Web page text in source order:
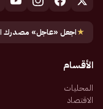
★اجعل «عاجل» مصدرك
الأقسام
المحليات
الاقتصاد